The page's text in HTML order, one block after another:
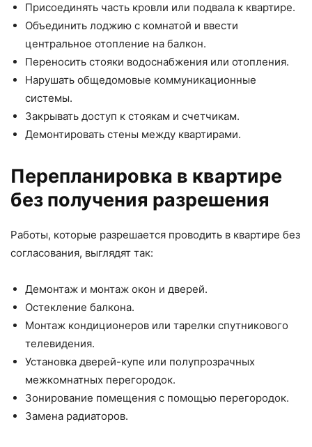
Присоединять часть кровли или подвала к квартире.
Объединить лоджию с комнатой и ввести
центральное отопление на балкон.
Переносить стояки водоснабжения или отопления.
Нарушать общедомовые коммуникационные
системы.
Закрывать доступ к стоякам и счетчикам.
Демонтировать стены между квартирами.
Перепланировка в квартире
без получения разрешения
Работы, которые разрешается проводить в квартире без
согласования, выглядят так:
Демонтаж и монтаж окон и дверей.
Остекление балкона.
Монтаж кондиционеров или тарелки спутникового
телевидения.
Установка дверей-купе или полупрозрачных
межкомнатных перегородок.
Зонирование помещения с помощью перегородок.
Замена радиаторов.